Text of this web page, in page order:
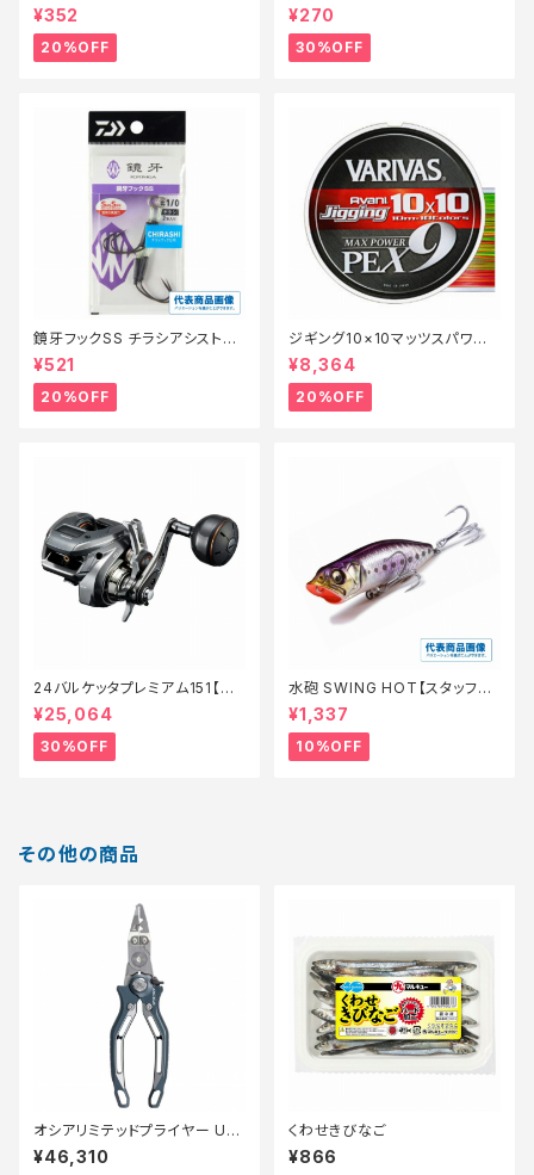
【特価仕掛】【20】
¥352
20%OFF
8【特価仕掛】【30】
¥270
30%OFF
鏡牙フックSS チラシアシスト
【特価仕掛】【20】
¥521
20%OFF
ジギング10×10マッツスパワーP
PEX9 300m 2号【特価仕掛】
【20】
¥8,364
20%OFF
24バルケッタプレミアム151【特
価リール】【30】
¥25,064
30%OFF
水砲 SWING HOT【スタッフ永
徳夏のチニングオススメルアー】
¥1,337
10%OFF
その他の商品
オシアリミテッドプライヤー UD
-211Z オシアネイヒ゛ー
¥46,310
くわせきびなご
¥866